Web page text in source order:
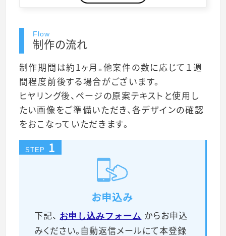
Flow
制作の流れ
制作期間は約1ヶ月。他案件の数に応じて１週
間程度前後する場合がございます。
ヒヤリング後、ページの原案テキストと使用し
たい画像をご準備いただき、各デザインの確認
をおこなっていただきます。
STEP 1
お申込み
下記、 お申し込みフォーム からお申込
みください。自動返信メールにて本登録